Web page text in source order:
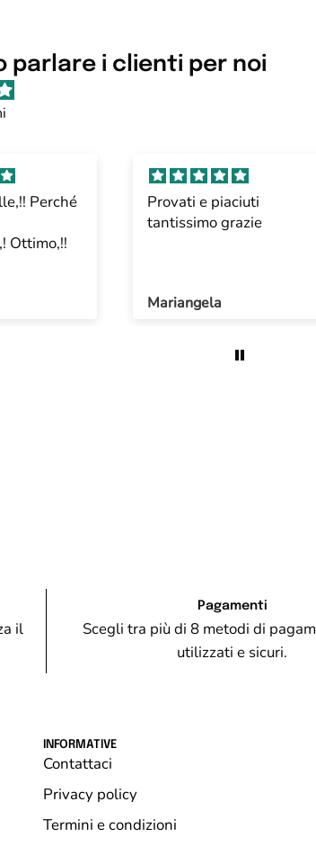
parlare i clienti per noi
Perché
Ottimo,!!
Provati e piaciuti
tantissimo grazie
Mariangela
il
Pagamenti
Scegli tra più di 8 metodi di
utilizzati e sicuri.
INFORMATIVE
Contattaci
Privacy policy
Termini e condizioni